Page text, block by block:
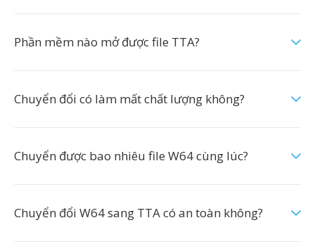
Phần mềm nào mở được file TTA?
Chuyển đổi có làm mất chất lượng không?
Chuyển được bao nhiêu file W64 cùng lúc?
Chuyển đổi W64 sang TTA có an toàn không?